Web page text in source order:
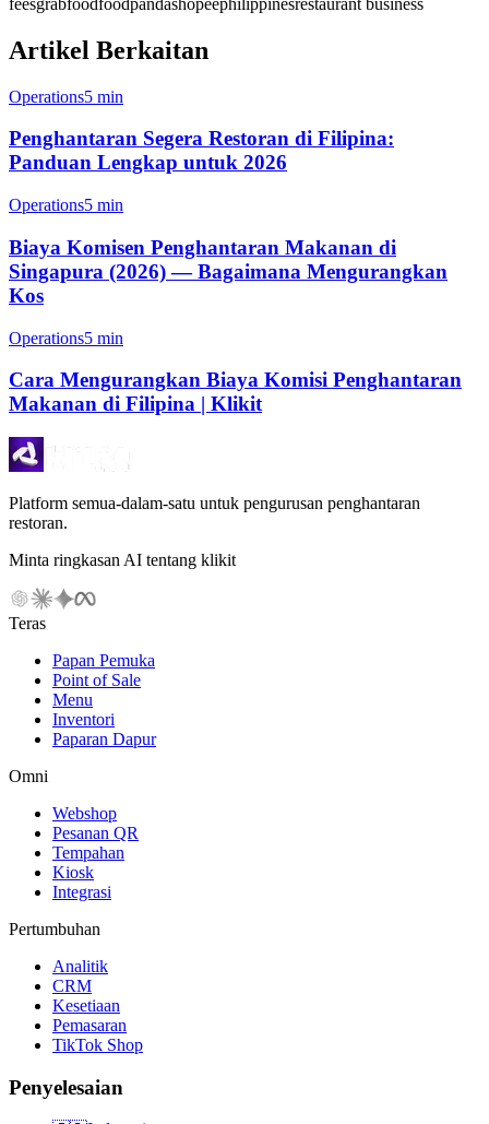
Artikel Berkaitan
Operations5 min
Penghantaran Segera Restoran di Filipina:
Panduan Lengkap untuk 2026
Operations5 min
Biaya Komisen Penghantaran Makanan di
Singapura (2026) — Bagaimana Mengurangkan
Kos
Operations5 min
Cara Mengurangkan Biaya Komisi Penghantaran
Makanan di Filipina | Klikit
Platform semua-dalam-satu untuk pengurusan penghantaran
restoran.
Minta ringkasan AI tentang klikit
Teras
Papan Pemuka
Point of Sale
Menu
Inventori
Paparan Dapur
Omni
Webshop
Pesanan QR
Tempahan
Kiosk
Integrasi
Pertumbuhan
Analitik
CRM
Kesetiaan
Pemasaran
TikTok Shop
Penyelesaian